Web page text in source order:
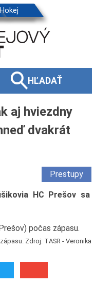
HĽADAŤ
aj hviezdny
dvakrát
Prestupy
HC Prešov sa
Zdroj: TASR - Veronika